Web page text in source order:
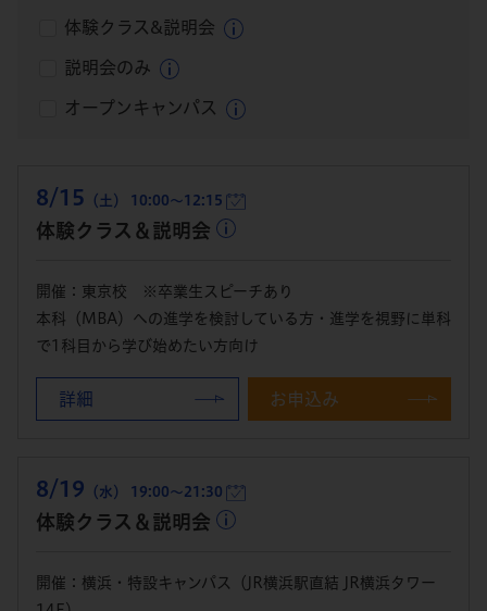
体験クラス&説明会
説明会のみ
オープンキャンパス
8/15 （土） 10:00～12:15
体験クラス＆説明会
開催：東京校 ※卒業生スピーチあり
本科（MBA）への進学を検討している方・進学を視野に単科
で1科目から学び始めたい方向け
詳細 お申込み
8/19 （水） 19:00～21:30
体験クラス＆説明会
開催：横浜・特設キャンパス（JR横浜駅直結 JR横浜タワー